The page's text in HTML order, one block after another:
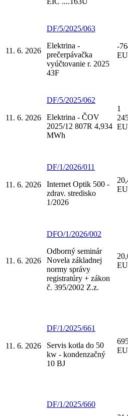
11. 6. 2026
DF/5/2025/063
Elektrina -
prečerpávačka
vyúčtovanie r. 2025
43F
-
11. 6. 2026
DF/5/2025/062
Elektrina - ČOV
2025/12 807R 4,934
MWh
1
11. 6. 2026
DF/1/2026/011
Internet Optik 500 -
zdrav. stredisko
1/2026
11. 6. 2026
DFO/1/2026/002
Odborný seminár
Novela základnej
normy správy
registratúry + zákon
č. 395/2002 Z.z.
11. 6. 2026
DF/1/2025/661
Servis kotla do 50
kw - kondenzačný
10 BJ
DF/1/2025/660